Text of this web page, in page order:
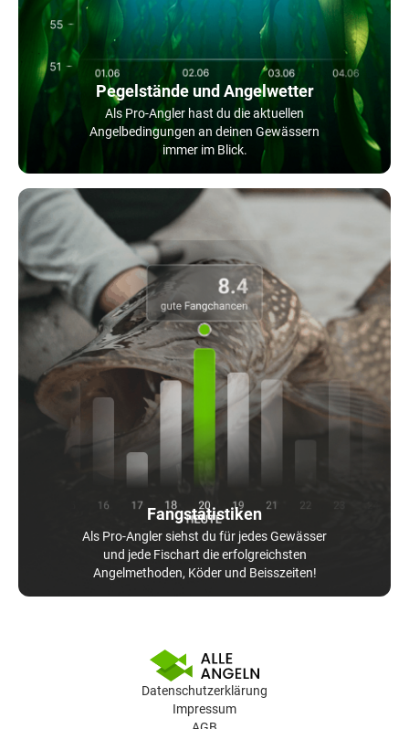
Pegelstände und Angelwetter
Als Pro-Angler hast du die aktuellen
Angelbedingungen an deinen Gewässern
immer im Blick.
Fangstatistiken
Als Pro-Angler siehst du für jedes Gewässer
und jede Fischart die erfolgreichsten
Angelmethoden, Köder und Beisszeiten!
Datenschutzerklärung
Impressum